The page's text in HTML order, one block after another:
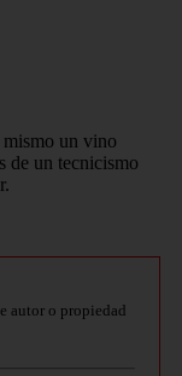
un vino
de un tecnicismo
autor o propiedad